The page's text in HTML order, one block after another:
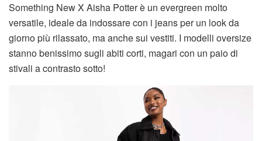
Something New X Aisha Potter è un evergreen molto
versatile, ideale da indossare con i jeans per un look da
giorno più rilassato, ma anche sui vestiti. I modelli oversize
stanno benissimo sugli abiti corti, magari con un paio di
stivali a contrasto sotto!